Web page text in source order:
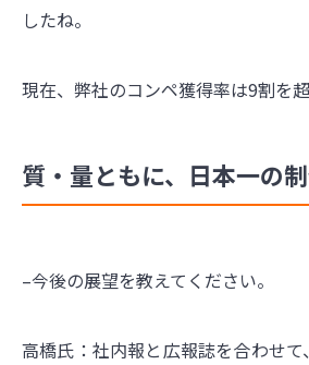
したね。
現在、弊社のコンペ獲得率は9割を超
質・量ともに、日本一の
–今後の展望を教えてください。
高橋氏：社内報と広報誌を合わせ